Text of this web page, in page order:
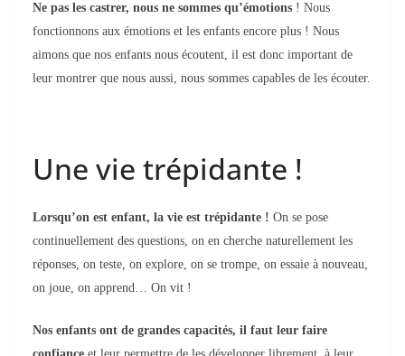
Ne pas les castrer, nous ne sommes qu’émotions ! Nous
fonctionnons aux émotions et les enfants encore plus ! Nous
aimons que nos enfants nous écoutent, il est donc important de
leur montrer que nous aussi, nous sommes capables de les écouter.
Une vie trépidante !
Lorsqu’on est enfant, la vie est trépidante ! On se pose
continuellement des questions, on en cherche naturellement les
réponses, on teste, on explore, on se trompe, on essaie à nouveau,
on joue, on apprend… On vit !
Nos enfants ont de grandes capacités, il faut leur faire